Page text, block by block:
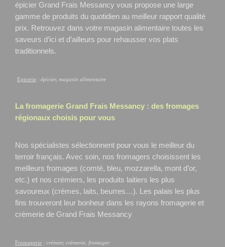
épicier Grand Frais Messancy vous propose une large
gamme de produits du quotidien au meilleur rapport qualité
prix. Retrouvez dans votre magasin alimentaire toutes les
saveurs d’ici et d’ailleurs pour rehausser vos plats
traditionnels.
Epicerie : épicier, magasin alimentaire
La fromagerie Grand Frais Messancy : des fromages
régionaux choisis pour vous
Nos spécialistes sélectionnent pour vous le meilleur du
terroir français. Avec soin, nos fromagers choisissent les
meilleurs fromages (comté, bleu, mozzarella, mont d’or,
etc.) et nos crémiers, les produits laitiers les plus
savoureux (crèmes, laits, beurres…). Les palais les plus
fins trouveront leur bonheur dans les rayons fromagerie et
crèmerie de Grand Frais Messancy.
Fromagerie : crémier, crèmerie, fromager